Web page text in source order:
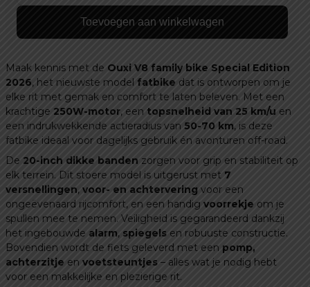
V8
Voor
+
Achter
Zitje
2026
Edition
–
Nu
met
NFC
+
GRATIS
Tas,
Achterzitje,
Toevoegen aan winkelwagen
Maak kennis met de Ouxi V8 family bike Special Edition
2026, het nieuwste model fatbike dat is ontworpen om je
elke rit met gemak en comfort te laten beleven. Met een
krachtige 250W-motor, een topsnelheid van 25 km/u en
een indrukwekkende actieradius van 50-70 km, is deze
fatbike ideaal voor dagelijks gebruik én avonturen off-road.
De 20-inch dikke banden zorgen voor grip en stabiliteit op
elk terrein. Dit stoere model is uitgerust met 7
versnellingen, voor- en achtervering voor een
ongeëvenaard rijcomfort, en een handig voorrekje om je
spullen mee te nemen. Veiligheid is gegarandeerd dankzij
het ingebouwde alarm, spiegels en robuuste constructie.
Bovendien wordt de fiets geleverd met een pomp,
achterzitje en voetsteuntjes – alles wat je nodig hebt
voor een makkelijke en plezierige rit.